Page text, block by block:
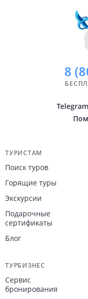
8
Telegram
Навигация
ТУРИСТАМ
Поиск туров
Горящие туры
Экскурсии
Подарочные
сертификаты
Блог
ТУРБИЗНЕС
Сервис
бронирования